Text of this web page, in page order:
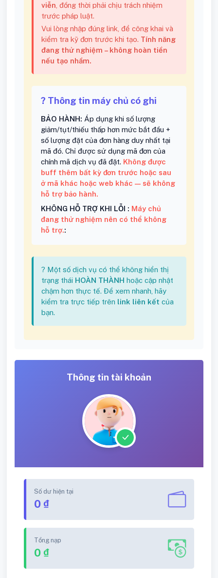
viễn , đồng thời phải chịu trách nhiệm
trước pháp luật.
Vui lòng nhập đúng link, để công khai và
kiểm tra kỹ đơn trước khi tạo. Tính năng
đang thử nghiệm – không hoàn tiền
nếu tạo nhầm.
? Thông tin máy chủ có ghi
BẢO HÀNH: Áp dụng khi số lượng
giảm/tụt/thiếu thấp hơn mức bắt đầu +
số lượng đặt của đơn hàng duy nhất tại
mã đó. Chỉ được sử dụng mã đơn của
chính mã dịch vụ đã đặt. Không được
buff thêm bất kỳ đơn trước hoặc sau
ở mã khác hoặc web khác — sẽ không
hỗ trợ bảo hành.
KHÔNG HỖ TRỢ KHI LỖI : Máy chủ
đang thử nghiệm nên có thể không
hỗ trợ.:
? Một số dịch vụ có thể không hiển thị
trạng thái HOÀN THÀNH hoặc cập nhật
chậm hơn thực tế. Để xem nhanh, hãy
kiểm tra trực tiếp trên link liên kết của
bạn.
Thông tin tài khoản
Số dư hiện tại
0 ₫
Tổng nạp
0 ₫